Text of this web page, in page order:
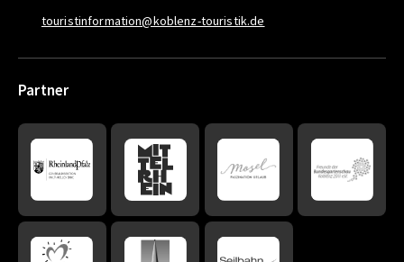
touristinformation@koblenz-touristik.de
Partner